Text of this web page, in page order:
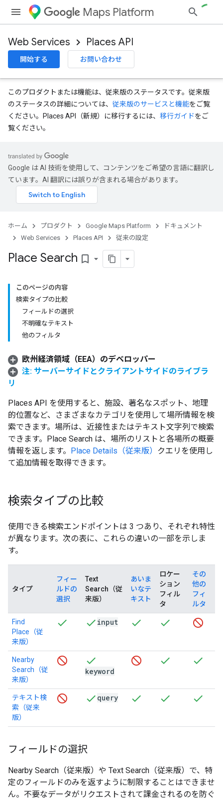
Maps Platform
Web Services Places API
開始する お問い合わせ
このプロダクトまたは機能は、従来版のステータスです。従来版
のステータスの詳細については、 従来版のサービスと機能をご覧
ください。Places API（新規）に移行するには、 移行ガイドをご
覧ください。
Google は AI 技術を使用して、コンテンツをご希望の言語に翻訳し
ています。AI 翻訳には誤りが含まれる場合があります。
ホーム プロダクト Google Maps Platform
ドキュメント
Web Services
Places API 従来の設定
Place Search bookmark_border
このページの内容
検索タイプの比較
フィールドの選択
不明確なテキスト
他のフィルタ
欧州経済領域（EEA）のデベロッパー
注: サーバーサイドとクライアントサイドのライブラ
リ
Places API を使用すると、施設、著名なスポット、地理
的位置など、さまざまなカテゴリを使用して場所情報を検
索できます。場所は、近接性またはテキスト文字列で検索
できます。Place Search は、場所のリストと各場所の概要
情報を返します。 Place Details（従来版）
クエリを使用し
て追加情報を取得できます。
検索タイプの比較
使用できる検索エンドポイントは 3 つあり、それぞれ特性
が異なります。次の表に、これらの違いの一部を示しま
す。
タイプ
フィー
ルドの
選択
Text
Search（従
来版）
あいま
いなテ
キスト
ロケー
ション
フィル
タ
その
他の
フィ
ルタ
Find
Place（従
来版）
input
Nearby
Search（従
来版）
keyword
テキスト検
索（従来
版）
query
フィールドの選択
Nearby Search（従来版）や Text Search（従来版）で、特
定のフィールドのみを返すように制限することはできませ
ん。不要なデータがリクエストされて課金されるのを防ぐ